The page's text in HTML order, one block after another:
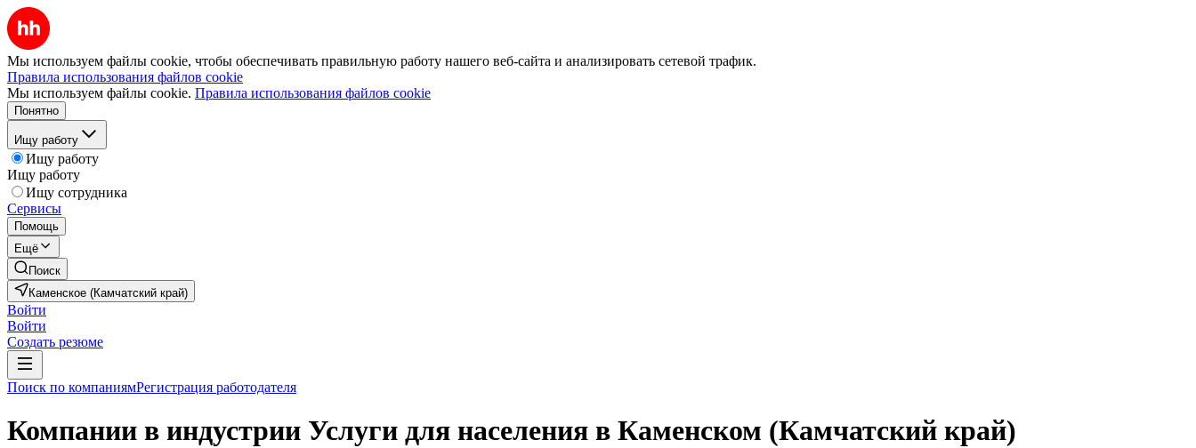
Мы используем файлы cookie, чтобы обеспечивать правильную работу нашего веб-сайта и анализировать сетевой трафик.
Правила использования файлов cookie
Мы используем файлы cookie. Правила использования файлов cookie
Понятно
Ищу работу
Ищу работу
Ищу работу
Ищу сотрудника
Сервисы
Помощь
Ещё
Поиск
Каменское (Камчатский край)
Войти
Войти
Создать резюме
Поиск по компаниямРегистрация работодателя
Компании в индустрии Услуги для населения в Каменском (Камчатский край)